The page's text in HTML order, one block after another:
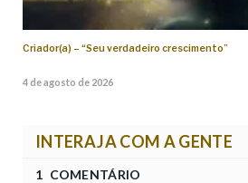
Criador(a) – “Seu verdadeiro crescimento”
4 de agosto de 2026
INTERAJA COM A GENTE
1 COMENTÁRIO